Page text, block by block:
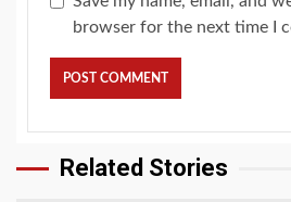
browser for the next time I
Related Stories